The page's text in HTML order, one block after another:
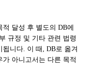
달성 후 별도의 DB에
규정 및 기타 관련 법령
니다. 이 때, DB로 옮겨
아니고서는 다른 목적